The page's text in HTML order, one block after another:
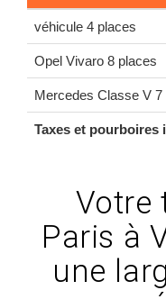
véhicule 4 places
Opel Vivaro 8 places
Mercedes Classe V 7
Taxes et pourboires
Votre
Paris à
une